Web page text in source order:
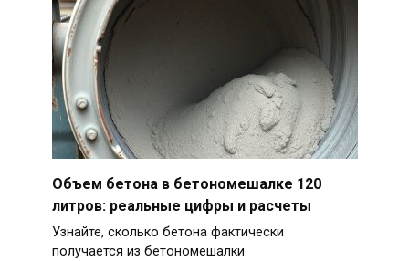
Объем бетона в бетономешалке 120
литров: реальные цифры и расчеты
Узнайте, сколько бетона фактически
получается из бетономешалки